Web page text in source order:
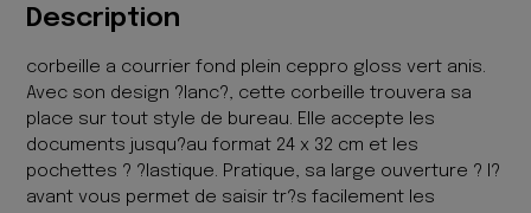
Description
corbeille a courrier fond plein ceppro gloss vert anis.
Avec son design ?lanc?, cette corbeille trouvera sa
place sur tout style de bureau. Elle accepte les
documents jusqu?au format 24 x 32 cm et les
pochettes ? ?lastique. Pratique, sa large ouverture ? l?
avant vous permet de saisir tr?s facilement les